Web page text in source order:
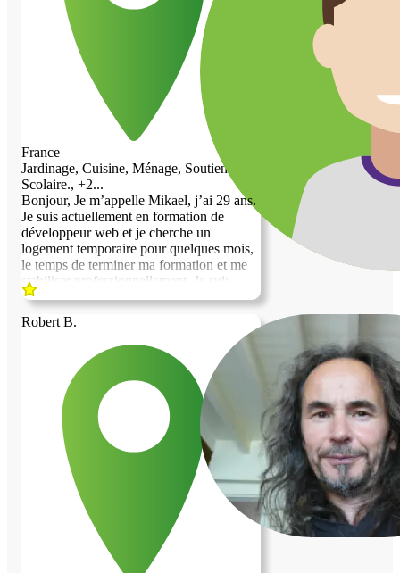
peu de massage pour vous permettre de
relâcher les tensions accumulées et de
ressentir une plénitude dans vos vies
contre une chambre gratuite. Je reste à
votre disposition si vous avez des
questions ou besoins de plus de
renseignements.
grande importance à la confiance, au
respect des lieux et à l’implication dans les
missions qui me sont confiées. Bricoleur
passionné et investi, je serais heureux de
mettre mon temps, mon énergie et mon
sens des responsabilités au service de
votre propriété, tout en bénéficiant d’un
logement sur place. Si ma proposition
retient votre attention, je serais ravi
d’échanger avec vous afin d’en discuter
plus en détail et de voir ensemble
comment organiser cela de manière simple
et efficace pour chacun. Je reste bien
entendu à votre disposition pour toute
information complémentaire. Bien à vous,
David
France
Jardinage, Cuisine, Ménage, Soutien
Scolaire., +2...
Bonjour, Je m’appelle Mikael, j’ai 29 ans.
Je suis actuellement en formation de
développeur web et je cherche un
logement temporaire pour quelques mois,
le temps de terminer ma formation et me
stabiliser professionnellement. Je suis
quelqu’un de calme, respectueux et facile
endroit tranquille pour me poser pendant
cette période. J’ai aussi un chat adorable
qui s’appelle Prince. Il est discret et très
facile à vivre. Si votre logement est
toujours disponible, ce serait un plaisir
d’en discuter avec vous. Merci beaucoup
et bonne journée. Mikael
Robert B.